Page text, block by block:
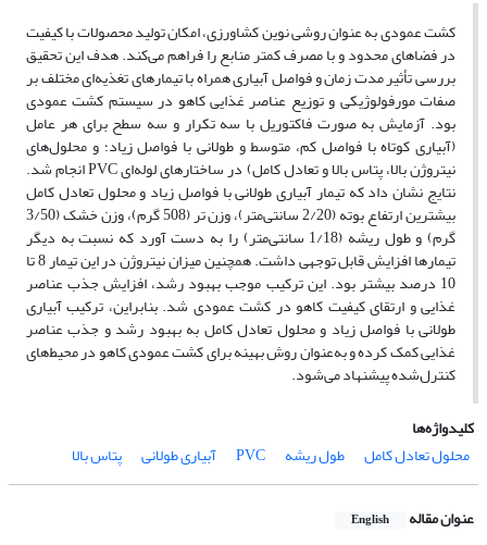
کشت عمودی به عنوان روشی نوین کشاورزی، امکان تولید محصولات با کیفیت
در فضاهای محدود و با مصرف کمتر منابع را فراهم می‌کند. هدف این تحقیق
بررسی تأثیر مدت زمان و فواصل آبیاری همراه با تیمارهای تغذیه‌ای مختلف بر
صفات مورفولوژیکی و توزیع عناصر غذایی کاهو در سیستم کشت عمودی
بود. آزمایش به صورت فاکتوریل با سه تکرار و سه سطح برای هر عامل
(آبیاری کوتاه با فواصل کم، متوسط و طولانی با فواصل زیاد؛ و محلول‌های
نیتروژن بالا، پتاس بالا و تعادل کامل) در ساختارهای لوله‌ای PVC انجام شد.
نتایج نشان داد که تیمار آبیاری طولانی با فواصل زیاد و محلول تعادل کامل
بیشترین ارتفاع بوته (2/20 سانتی‌متر)، وزن تر (508 گرم)، وزن خشک (3/50
گرم) و طول ریشه (1/18 سانتی‌متر) را به دست آورد که نسبت به دیگر
تیمارها افزایش قابل توجهی داشت. همچنین میزان نیتروژن در این تیمار 8 تا
10 درصد بیشتر بود. این ترکیب موجب بهبود رشد، افزایش جذب عناصر
غذایی و ارتقای کیفیت کاهو در کشت عمودی شد. بنابراین، ترکیب آبیاری
طولانی با فواصل زیاد و محلول تعادل کامل به بهبود رشد و جذب عناصر
غذایی کمک کرده و به‌عنوان روش بهینه برای کشت عمودی کاهو در محیط‌های
کنترل‌شده پیشنهاد می‌شود.
کلیدواژه‌ها
محلول تعادل کامل
طول ریشه PVC آبیاری طولانی پتاس بالا
عنوان مقاله English